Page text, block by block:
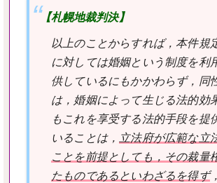
【札幌地裁判決】
以上のことからすれば，本件規
に対しては婚姻という制度を利
供しているにもかかわらず，同
は，婚姻によって生じる法的効
もこれを享受する法的手段を提
いることは， 立法府が広範な立
ことを前提としても，その裁量
たものであるといわざるを得ず